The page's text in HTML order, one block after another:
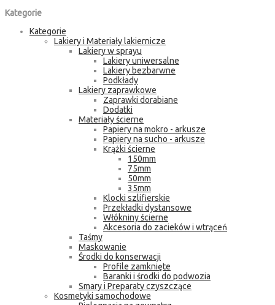
Kategorie
Kategorie
Lakiery i Materiały lakiernicze
Lakiery w sprayu
Lakiery uniwersalne
Lakiery bezbarwne
Podkłady
Lakiery zaprawkowe
Zaprawki dorabiane
Dodatki
Materiały ścierne
Papiery na mokro - arkusze
Papiery na sucho - arkusze
Krążki ścierne
150mm
75mm
50mm
35mm
Klocki szlifierskie
Przekładki dystansowe
Włókniny ścierne
Akcesoria do zacieków i wtrąceń
Taśmy
Maskowanie
Środki do konserwacji
Profile zamknięte
Baranki i środki do podwozia
Smary i Preparaty czyszczące
Kosmetyki samochodowe